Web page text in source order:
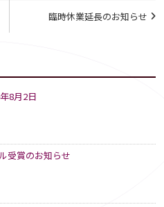
臨時休業延長のお知らせ
8月2日
受賞のお知らせ